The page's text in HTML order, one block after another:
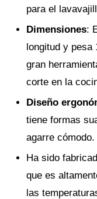
para el
Dimensiones:
longitud y pesa
gran
corte en la
Diseño
tiene formas
agarre cómodo.
Ha sido
que es
las